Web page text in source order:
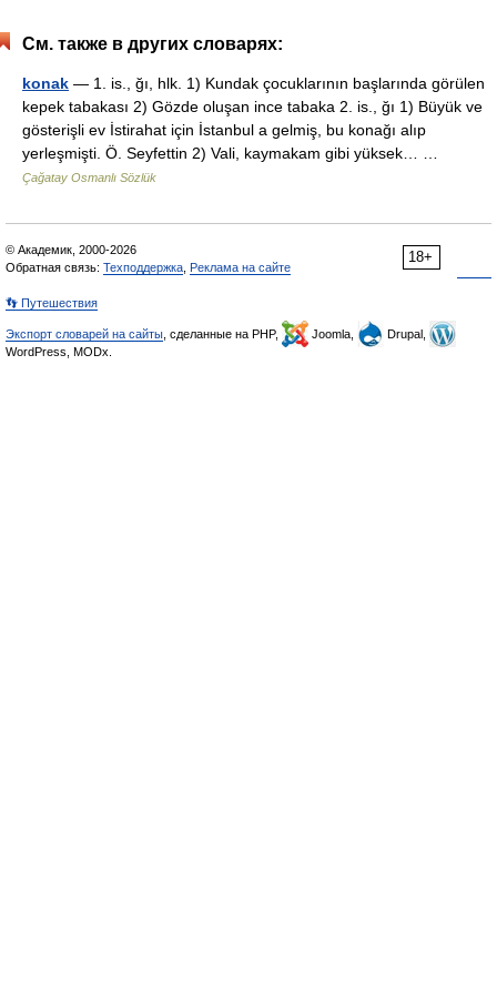
См. также в других словарях:
konak — 1. is., ğı, hlk. 1) Kundak çocuklarının başlarında görülen
kepek tabakası 2) Gözde oluşan ince tabaka 2. is., ğı 1) Büyük ve
gösterişli ev İstirahat için İstanbul a gelmiş, bu konağı alıp
yerleşmişti. Ö. Seyfettin 2) Vali, kaymakam gibi yüksek… …
Çağatay Osmanlı Sözlük
18+
© Академик, 2000-2026
Обратная связь: Техподдержка Реклама на сайте
👣 Путешествия
Экспорт словарей на сайты , сделанные на PHP, Joomla,
Drupal,
WordPress, MODx.